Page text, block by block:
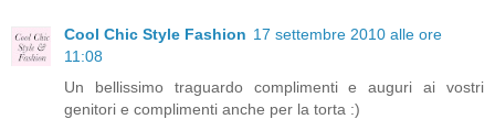
Cool Chic Style Fashion 17 settembre 2010 alle ore
11:08
Un bellissimo traguardo complimenti e auguri ai vostri
genitori e complimenti anche per la torta :)